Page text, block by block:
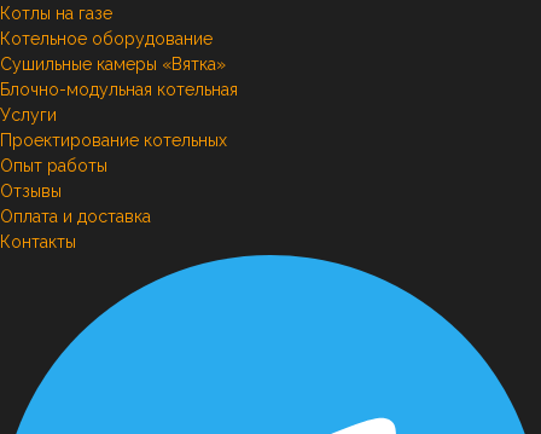
Котлы на газе
Котельное оборудование
Сушильные камеры «Вятка»
Блочно-модульная котельная
Услуги
Проектирование котельных
Опыт работы
Отзывы
Оплата и доставка
Контакты